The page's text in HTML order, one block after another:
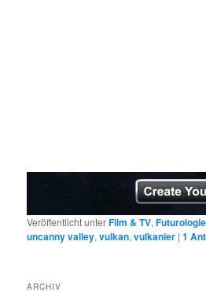
Veröffentlicht unterFilm & TV,Futurologie
uncanny valley,vulkan,vulkanier |1
ARCHIV